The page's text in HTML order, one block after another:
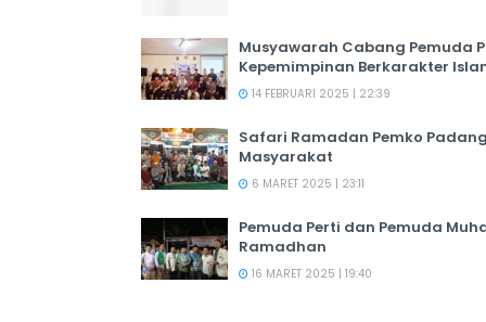
Musyawarah Cabang Pemuda
Kepemimpinan Berkarakter
14 FEBRUARI 2025 | 22:39
Safari Ramadan Pemko
Masyarakat
6 MARET 2025 | 23:11
Pemuda Perti dan Pemuda
Ramadhan
16 MARET 2025 | 19:40